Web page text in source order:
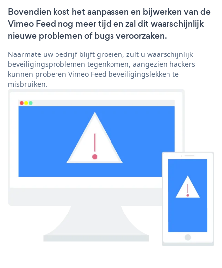
Bovendien kost het aanpassen en bijwerken van de
Vimeo Feed nog meer tijd en zal dit waarschijnlijk
nieuwe problemen of bugs veroorzaken.
Naarmate uw bedrijf blijft groeien, zult u waarschijnlijk
beveiligingsproblemen tegenkomen, aangezien hackers
kunnen proberen Vimeo Feed beveiligingslekken te
misbruiken.